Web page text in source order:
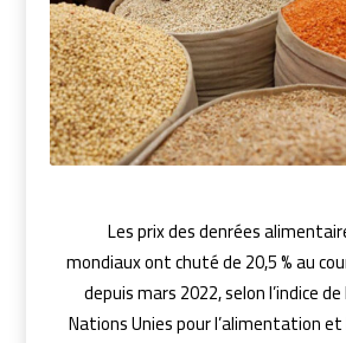
Les prix des denrées
mondiaux ont chuté de 20,5 % au
depuis mars 2022, selon l’indice
Nations Unies pour l’alimentation et